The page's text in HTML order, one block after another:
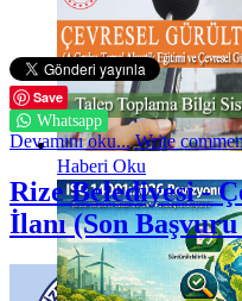
Haberi Oku
Save
Whatsapp
Devamını oku... Write
Rize Belediyesi -
İlanı (Son